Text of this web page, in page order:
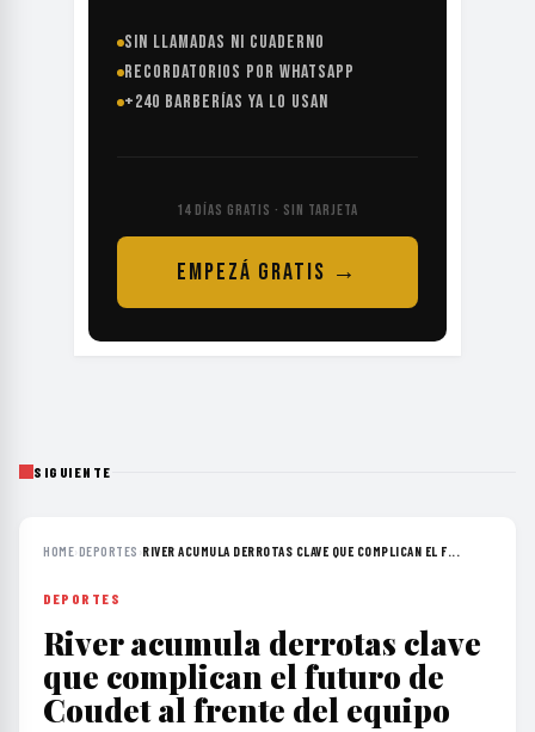
SIN LLAMADAS NI CUADERNO
RECORDATORIOS POR WHATSAPP
+240 BARBERÍAS YA LO USAN
14 DÍAS GRATIS · SIN TARJETA
EMPEZÁ GRATIS →
SIGUIENTE
HOME›DEPORTES ›RIVER ACUMULA DERROTAS CLAVE QUE COMPLICAN EL F...
DEPORTES
River acumula derrotas clave
que complican el futuro de
Coudet al frente del equipo